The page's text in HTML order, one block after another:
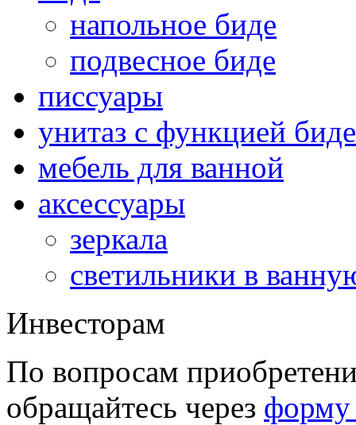
напольное биде
подвесное биде
писсуары
унитаз с функцией биде
мебель для ванной
аксессуары
зеркала
светильники в
Инвесторам
По вопросам
обращайтесь через форму